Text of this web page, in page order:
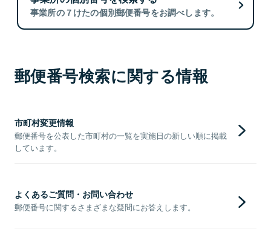
事業所の７けたの個別郵便番号をお調べします。
郵便番号検索に関する情報
市町村変更情報
郵便番号を公表した市町村の一覧を実施日の新しい順に掲載
しています。
よくあるご質問・お問い合わせ
郵便番号に関するさまざまな疑問にお答えします。